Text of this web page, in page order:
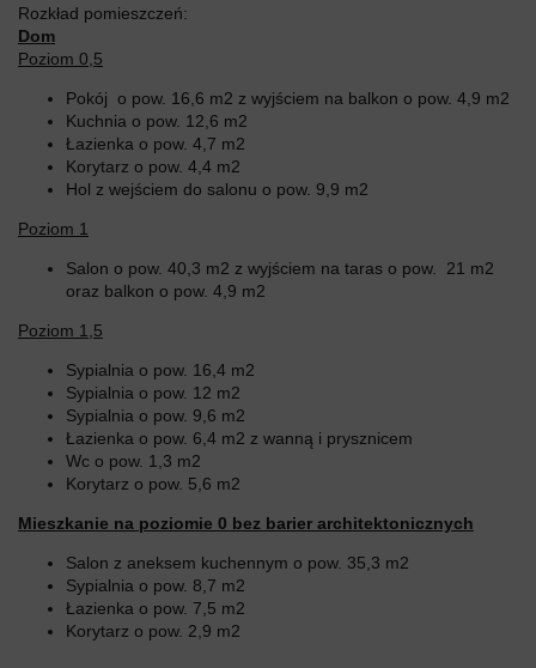
Rozkład pomieszczeń:
Dom
Poziom 0,5
Pokój o pow. 16,6 m2 z wyjściem na balkon o pow. 4,9 m2
Kuchnia o pow. 12,6 m2
Łazienka o pow. 4,7 m2
Korytarz o pow. 4,4 m2
Hol z wejściem do salonu o pow. 9,9 m2
Poziom 1
Salon o pow. 40,3 m2 z wyjściem na taras o pow. 21 m2
oraz balkon o pow. 4,9 m2
Poziom 1,5
Sypialnia o pow. 16,4 m2
Sypialnia o pow. 12 m2
Sypialnia o pow. 9,6 m2
Łazienka o pow. 6,4 m2 z wanną i prysznicem
Wc o pow. 1,3 m2
Korytarz o pow. 5,6 m2
Mieszkanie na poziomie 0 bez barier architektonicznych
Salon z aneksem kuchennym o pow. 35,3 m2
Sypialnia o pow. 8,7 m2
Łazienka o pow. 7,5 m2
Korytarz o pow. 2,9 m2